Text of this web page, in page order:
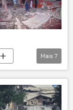
Mais 7